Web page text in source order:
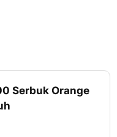
Serbuk Orange